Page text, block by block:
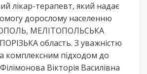
лікар-терапевт, який надає
дорослому населенню
МЕЛІТОПОЛЬСЬКА
область. З уважністю
комплексним підходом до
Вікторія Василівна